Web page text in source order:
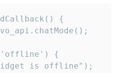
{
{
is offline");